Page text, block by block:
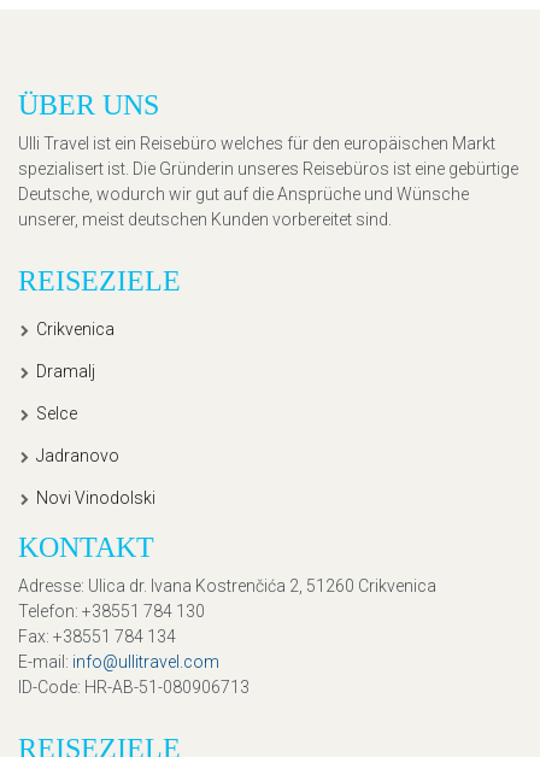
ÜBER UNS
Ulli Travel ist ein Reisebüro welches für den europäischen Markt
spezialisert ist. Die Gründerin unseres Reisebüros ist eine gebürtige
Deutsche, wodurch wir gut auf die Ansprüche und Wünsche
unserer, meist deutschen Kunden vorbereitet sind.
REISEZIELE
Crikvenica
Dramalj
Selce
Jadranovo
Novi Vinodolski
KONTAKT
Adresse: Ulica dr. Ivana Kostrenčića 2, 51260 Crikvenica
Telefon: +38551 784 130
Fax: +38551 784 134
E-mail : info@ullitravel.com
ID-Code: HR-AB-51-080906713
REISEZIELE